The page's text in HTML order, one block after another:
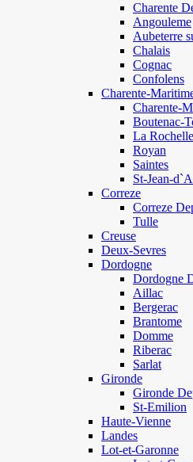
Charente
Angouleme
Aubeterre
Chalais
Cognac
Confolens
Charente-
Charente-
Boutenac-
La Rochelle
Royan
Saintes
St-Jean-
Correze
Correze
Tulle
Creuse
Deux-Sevres
Dordogne
Dordogne
Aillac
Bergerac
Brantome
Domme
Riberac
Sarlat
Gironde
Gironde
St-Emilion
Haute-Vienne
Landes
Lot-et-Garonne